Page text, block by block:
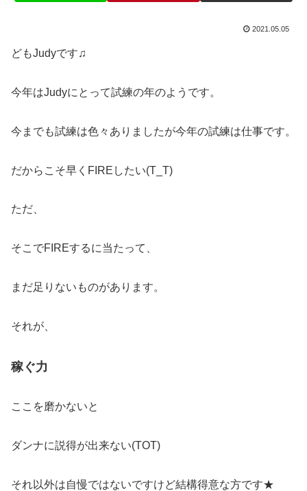
2021.05.05
どもJudyです♫
今年はJudyにとって試練の年のようです。
今までも試練は色々ありましたが今年の試練は仕事です。
だからこそ早くFIREしたい(T_T)
ただ、
そこでFIREするに当たって、
まだ足りないものがあります。
それが、
稼ぐ力
ここを磨かないと
ダンナに説得が出来ない(TOT)
それ以外は自慢ではないですけど結構得意な方です★